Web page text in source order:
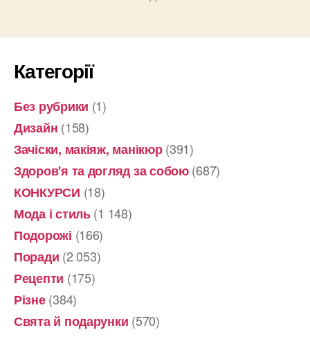
Категорії
Без рубрики (1)
Дизайн (158)
Зачіски, макіяж, манікюр(391)
Здоров'я та догляд за собою(687)
КОНКУРСИ (18)
Мода і стиль(1 148)
Подорожі (166)
Поради (2 053)
Рецепти (175)
Різне(384)
Свята й подарунки (570)